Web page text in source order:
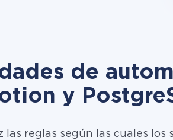
de
y
las reglas según las cuales los